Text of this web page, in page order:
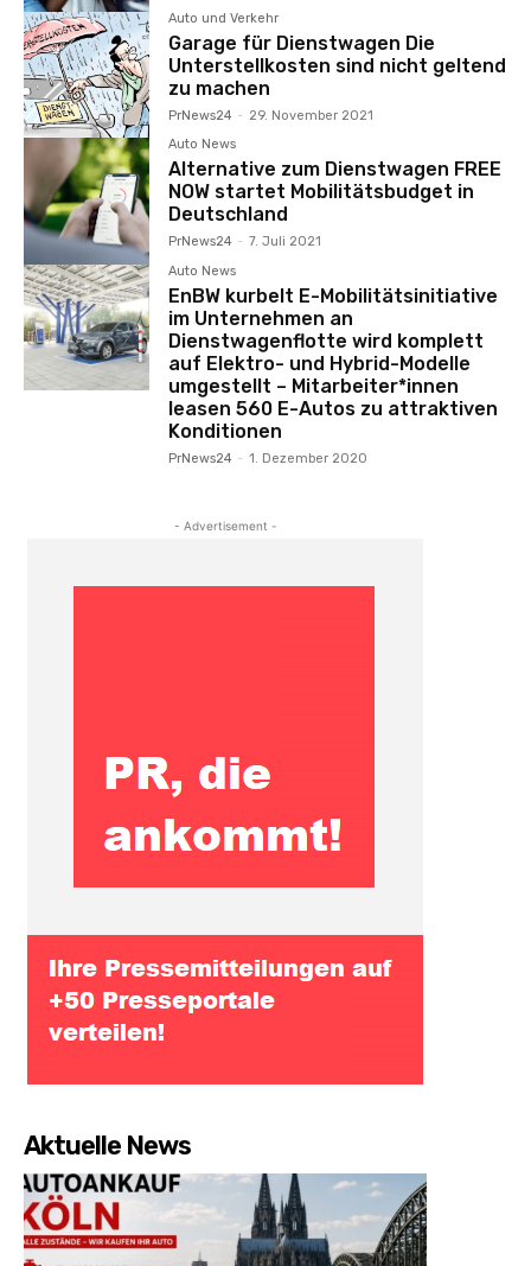
Auto und Verkehr
Garage für Dienstwagen Die
Unterstellkosten sind nicht geltend
zu machen
PrNews24 - 29. November 2021
Auto News
Alternative zum Dienstwagen FREE
NOW startet Mobilitätsbudget in
Deutschland
PrNews24 - 7. Juli 2021
Auto News
EnBW kurbelt E-Mobilitätsinitiative
im Unternehmen an
Dienstwagenflotte wird komplett
auf Elektro- und Hybrid-Modelle
umgestellt – Mitarbeiter*innen
leasen 560 E-Autos zu attraktiven
Konditionen
PrNews24 - 1. Dezember 2020
- Advertisement -
Aktuelle News